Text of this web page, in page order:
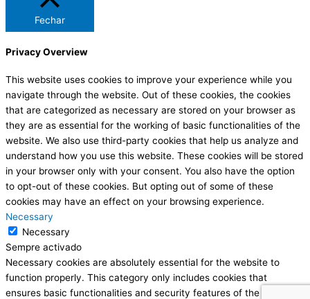
Fechar
Privacy Overview
This website uses cookies to improve your experience while you
navigate through the website. Out of these cookies, the cookies
that are categorized as necessary are stored on your browser as
they are as essential for the working of basic functionalities of the
website. We also use third-party cookies that help us analyze and
understand how you use this website. These cookies will be stored
in your browser only with your consent. You also have the option
to opt-out of these cookies. But opting out of some of these
cookies may have an effect on your browsing experience.
Necessary
Necessary
Sempre activado
Necessary cookies are absolutely essential for the website to
function properly. This category only includes cookies that
ensures basic functionalities and security features of the website.